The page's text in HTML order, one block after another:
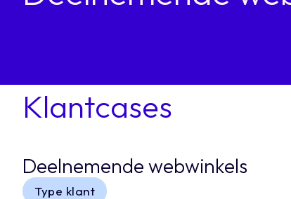
Klantcases
Deelnemende webwinkels
Type klant